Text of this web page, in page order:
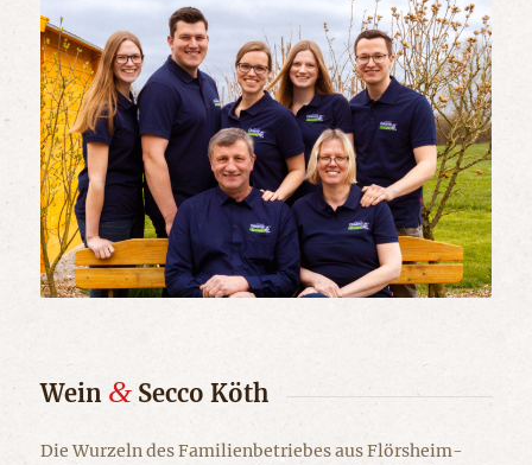
Wein &Secco Köth
Die Wurzeln des Familienbetriebes aus Flörsheim-